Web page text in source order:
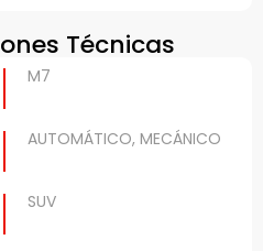
Técnicas
M7
AUTOMÁTICO, MECÁNICO
SUV